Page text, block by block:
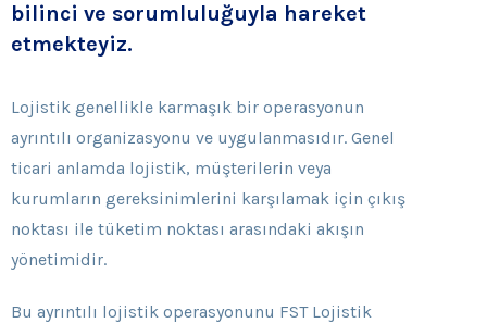
bilinci ve sorumluluğuyla hareket
etmekteyiz.
Lojistik genellikle karmaşık bir operasyonun
ayrıntılı organizasyonu ve uygulanmasıdır. Genel
ticari anlamda lojistik, müşterilerin veya
kurumların gereksinimlerini karşılamak için çıkış
noktası ile tüketim noktası arasındaki akışın
yönetimidir.
Bu ayrıntılı lojistik operasyonunu FST Lojistik